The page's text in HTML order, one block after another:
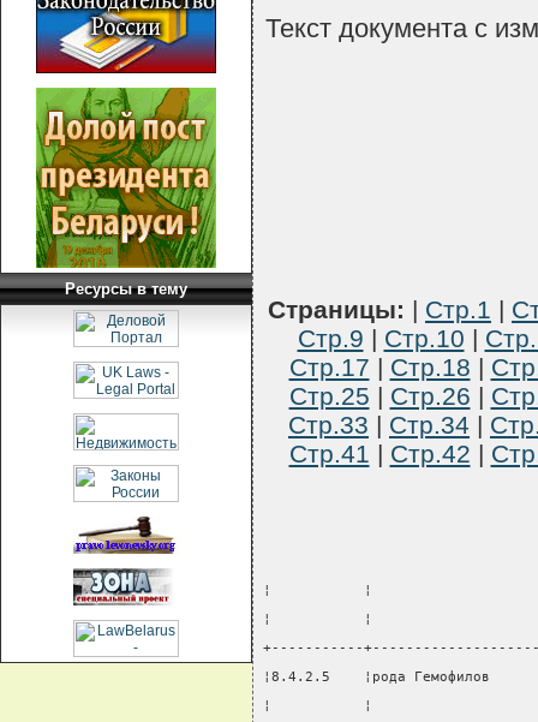
Ресурсы в тему
Текст документа с
Страницы: | Стр.1 |
Стр.9 | Стр.10 |
Стр.17 | Стр.18 |
Стр.25 | Стр.26 |
Стр.33 | Стр.34 |
Стр.41 | Стр.42 |
¦           ¦
¦           ¦
+-----------
¦8.4.2.5    ¦рода Гемофилов
¦           ¦